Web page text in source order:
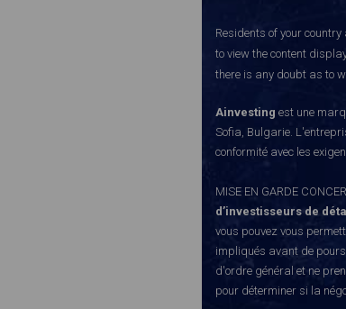
Residents of your
to view the content
there is any doubt as to
Ainvesting est une
Sofia, Bulgarie.
conformité avec les
MISE EN GARDE
d’investisseurs de
vous pouvez vous
impliqués avant de
d'ordre général et ne
pour déterminer si la